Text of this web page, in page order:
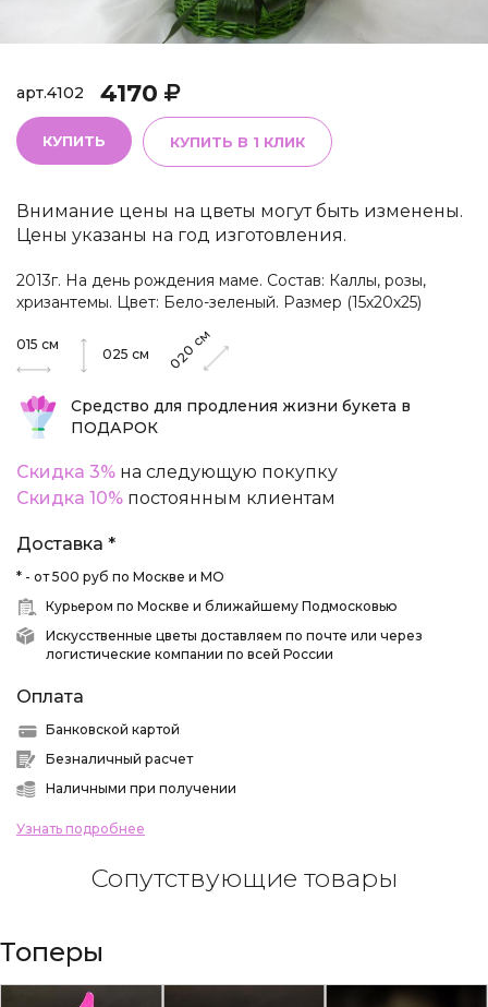
арт.4102 4170
КУПИТЬ КУПИТЬ В 1 КЛИК
Внимание цены на цветы могут быть изменены.
Цены указаны на год изготовления.
2013г. На день рождения маме. Состав: Каллы, розы,
хризантемы. Цвет: Бело-зеленый. Размер (15х20х25)
015 см
025 см 020
см
Средство для продления жизни букета в
ПОДАРОК
Скидка 3% на следующую покупку
Скидка 10% постоянным клиентам
Доставка *
* - от 500 руб по Москве и МО
Курьером по Москве и ближайшему Подмосковью
Искусственные цветы доставляем по почте или через
логистические компании по всей России
Оплата
Банковской картой
Безналичный расчет
Наличными при получении
Узнать подробнее
Сопутствующие товары
Топеры